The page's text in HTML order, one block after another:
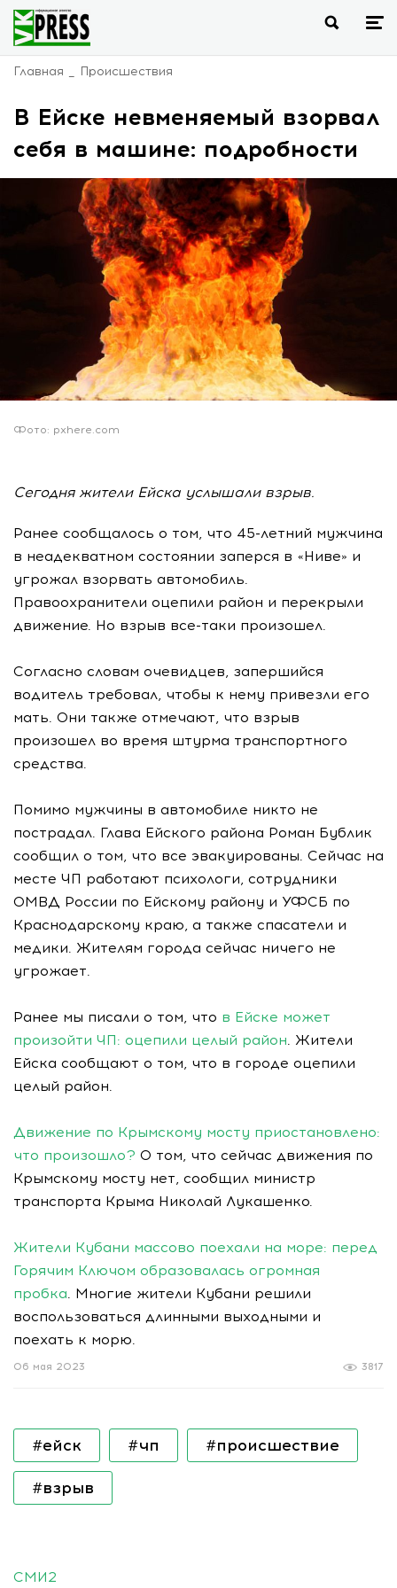
Главная Происшествия
В Ейске невменяемый взорвал
себя в машине: подробности
Фото: pxhere.com
Сегодня жители Ейска услышали взрыв.
Ранее сообщалось о том, что 45-летний мужчина
в неадекватном состоянии заперся в «Ниве» и
угрожал взорвать автомобиль.
Правоохранители оцепили район и перекрыли
движение. Но взрыв все-таки произошел.
Согласно словам очевидцев, запершийся
водитель требовал, чтобы к нему привезли его
мать. Они также отмечают, что взрыв
произошел во время штурма транспортного
средства.
Помимо мужчины в автомобиле никто не
пострадал. Глава Ейского района Роман Бублик
сообщил о том, что все эвакуированы. Сейчас на
месте ЧП работают психологи, сотрудники
ОМВД России по Ейскому району и УФСБ по
Краснодарскому краю, а также спасатели и
медики. Жителям города сейчас ничего не
угрожает.
Ранее мы писали о том, что в Ейске может
произойти ЧП: оцепили целый район. Жители
Ейска сообщают о том, что в городе оцепили
целый район.
Движение по Крымскому мосту приостановлено:
что произошло? О том, что сейчас движения по
Крымскому мосту нет, сообщил министр
транспорта Крыма Николай Лукашенко.
Жители Кубани массово поехали на море: перед
Горячим Ключом образовалась огромная
пробка. Многие жители Кубани решили
воспользоваться длинными выходными и
поехать к морю.
3817
06 мая 2023
#ейск #чп #происшествие
#взрыв
СМИ2